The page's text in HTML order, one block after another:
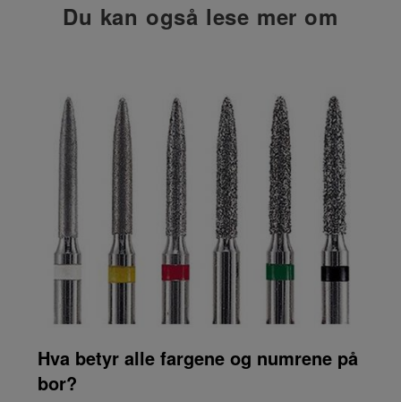
Du kan også lese mer om
Hva betyr alle fargene og numrene på
bor?